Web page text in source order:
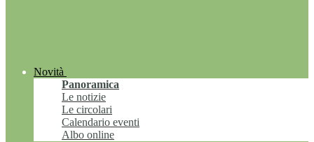
Novità
Panoramica
Le notizie
Le circolari
Calendario eventi
Albo online